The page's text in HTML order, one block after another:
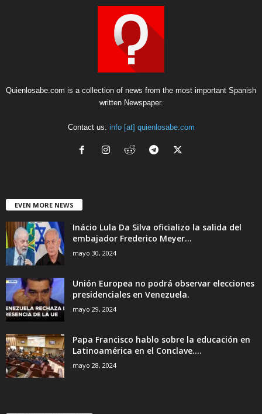
Quienlosabe.com is a collection of news from the most important Spanish
written Newspaper.
Contact us: info [at] quienlosabe.com
EVEN MORE NEWS
Inácio Lula Da Silva oficializo la salida del
embajador Frederico Meyer...
mayo 30, 2024
Unión Europea no podrá observar elecciones
presidenciales en Venezuela.
mayo 29, 2024
Papa Francisco hablo sobre la educación en
Latinoamérica en el Conclave....
mayo 28, 2024